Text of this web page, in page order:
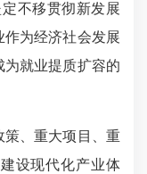
不移贯彻新发展
为经济社会发展
就业提质扩容的
、重大项目、重
设现代化产业体